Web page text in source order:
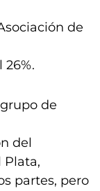
de
de
del
Plata,
partes, pero